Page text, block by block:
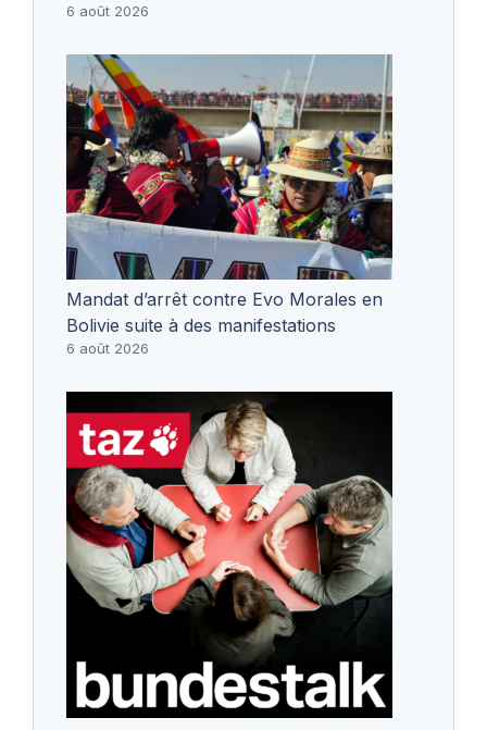
6 août 2026
Mandat d’arrêt contre Evo Morales en
Bolivie suite à des manifestations
6 août 2026